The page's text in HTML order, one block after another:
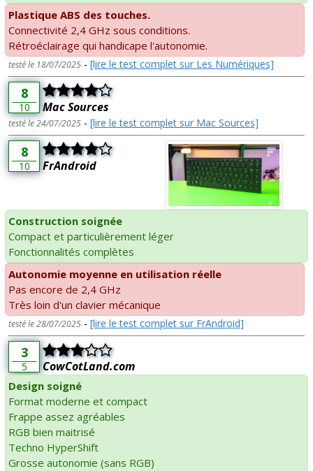
Plastique ABS des touches.
Connectivité 2,4 GHz sous conditions.
Rétroéclairage qui handicape l'autonomie.
testé le 18/07/2025 - [lire le test complet sur Les Numériques]
8
10 Mac Sources
testé le 24/07/2025 - [lire le test complet sur Mac Sources]
8
10 FrAndroid
Construction soignée
Compact et particulièrement léger
Fonctionnalités complètes
Autonomie moyenne en utilisation réelle
Pas encore de 2,4 GHz
Très loin d'un clavier mécanique
testé le 28/07/2025 - [lire le test complet sur FrAndroid]
3
5 CowCotLand.com
Design soigné
Format moderne et compact
Frappe assez agréables
RGB bien maitrisé
Techno HyperShift
Grosse autonomie (sans RGB)